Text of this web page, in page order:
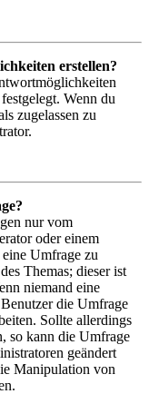
erstellen?
Wenn du
zugelassen zu
nur vom
oder einem
Umfrage zu
Themas; dieser ist
niemand eine
die Umfrage
Sollte allerdings
so kann die Umfrage
geändert
Manipulation von